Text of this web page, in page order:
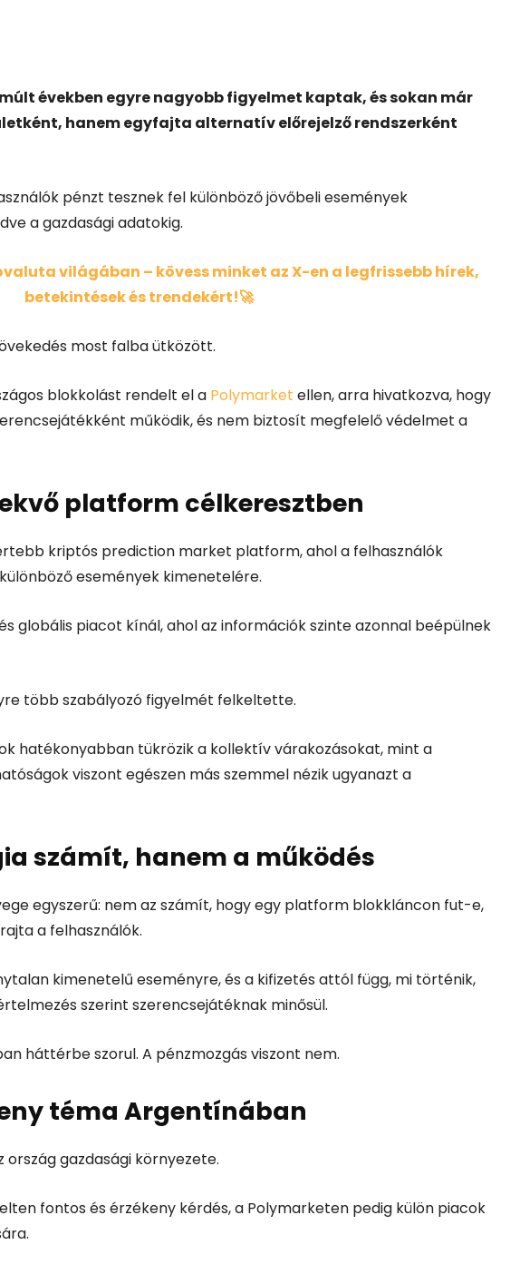
években egyre nagyobb figyelmet kaptak, és sokan már
hanem egyfajta alternatív előrejelző rendszerként
pénzt tesznek fel különböző jövőbeli események
a gazdasági adatokig.
világában – kövess minket az X-en a legfrissebb hírek,
betekintések és trendekért!🚀
most falba ütközött.
blokkolást rendelt el a Polymarket ellen, arra hivatkozva, hogy
működik, és nem biztosít megfelelő védelmet a
platform célkeresztben
kriptós prediction market platform, ahol a felhasználók
események kimenetelére.
globális piacot kínál, ahol az információk szinte azonnal beépülnek
több szabályozó figyelmét felkeltette.
hatékonyabban tükrözik a kollektív várakozásokat, mint a
viszont egészen más szemmel nézik ugyanazt a
számít, hanem a működés
egyszerű: nem az számít, hogy egy platform blokkláncon fut-e,
a felhasználók.
kimenetelű eseményre, és a kifizetés attól függ, mi történik,
szerint szerencsejátéknak minősül.
háttérbe szorul. A pénzmozgás viszont nem.
téma Argentínában
gazdasági környezete.
fontos és érzékeny kérdés, a Polymarketen pedig külön piacok